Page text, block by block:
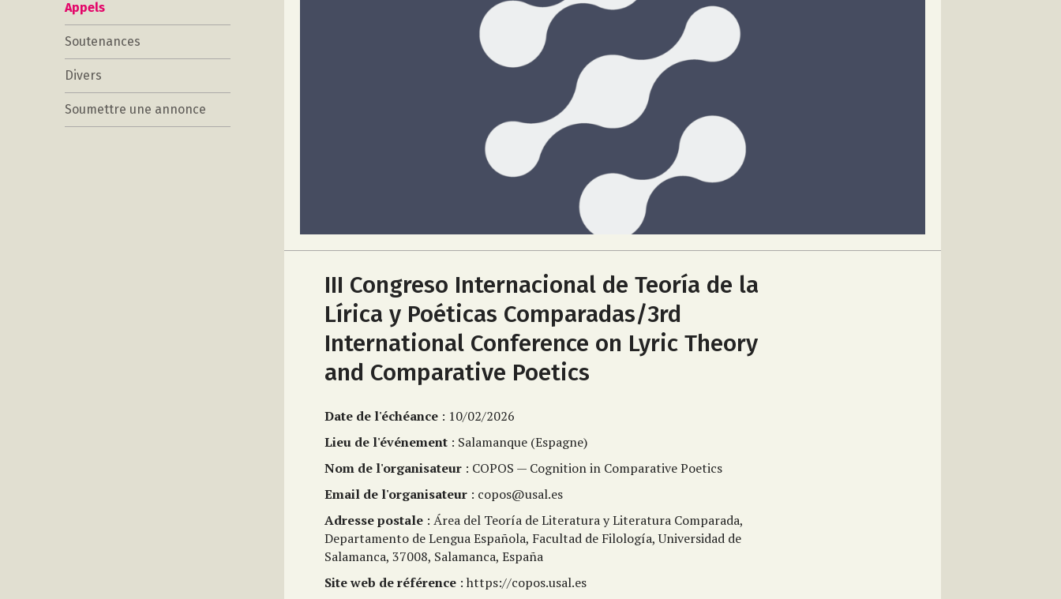
Appels
Soutenances
Divers
Soumettre une annonce
III Congreso Internacional de Teoría de la
Lírica y Poéticas Comparadas/3rd
International Conference on Lyric Theory
and Comparative Poetics
Date de l'échéance : 10/02/2026
Lieu de l'événement : Salamanque (Espagne)
Nom de l'organisateur : COPOS — Cognition in Comparative Poetics
Email de l'organisateur : copos@usal.es
Adresse postale : Área del Teoría de Literatura y Literatura Comparada,
Departamento de Lengua Española, Facultad de Filología, Universidad de
Salamanca, 37008, Salamanca, España
Site web de référence : https://copos.usal.es